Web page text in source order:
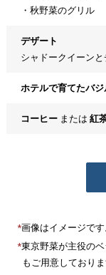
・秋野菜のグリル
デザート
シャドークイーン
ホテルで育てたバ
コーヒーまたは 紅
画像はイメージです
東京野菜が主役のベ
もご用意しておりま